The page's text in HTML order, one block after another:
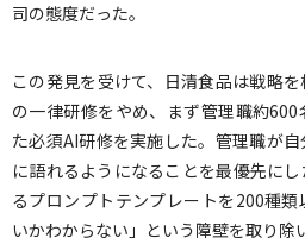
司の態度だった。
この発見を受けて、日清食品は戦略
の一律研修をやめ、まず管理職約
た必須AI研修を実施した。管理職が
に語れるようになることを最優先に
るプロンプトテンプレートを200種
いかわからない」という障壁を取り除